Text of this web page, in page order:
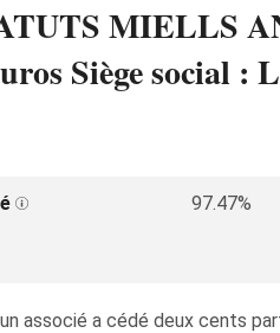
MIELLS
Siège social :
97.47%
associé a cédé deux cents